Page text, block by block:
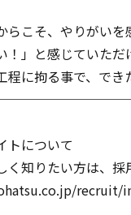
らこそ、やりがい
！」と感じていた
程に拘る事で、でき
トについて
く知りたい方は、
recruit/